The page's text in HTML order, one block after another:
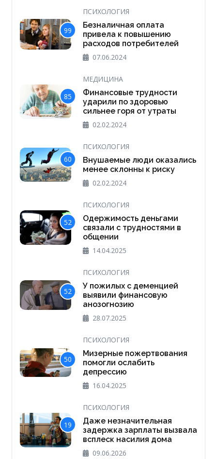
99
ПСИХОЛОГИЯ
Безналичная оплата
привела к повышению
расходов потребителей
07.06.2024
85
МЕДИЦИНА
Финансовые трудности
ударили по здоровью
сильнее горя от утраты
02.02.2024
60
ПСИХОЛОГИЯ
Внушаемые люди оказались
менее склонны к риску
02.02.2024
52
ПСИХОЛОГИЯ
Одержимость деньгами
связали с трудностями в
общении
14.04.2025
52
ПСИХОЛОГИЯ
У пожилых с деменцией
выявили финансовую
анозогнозию
28.07.2025
50
ПСИХОЛОГИЯ
Мизерные пожертвования
помогли ослабить
депрессию
16.04.2025
19
ПСИХОЛОГИЯ
Даже незначительная
задержка зарплаты вызвала
всплеск насилия дома
09.06.2026